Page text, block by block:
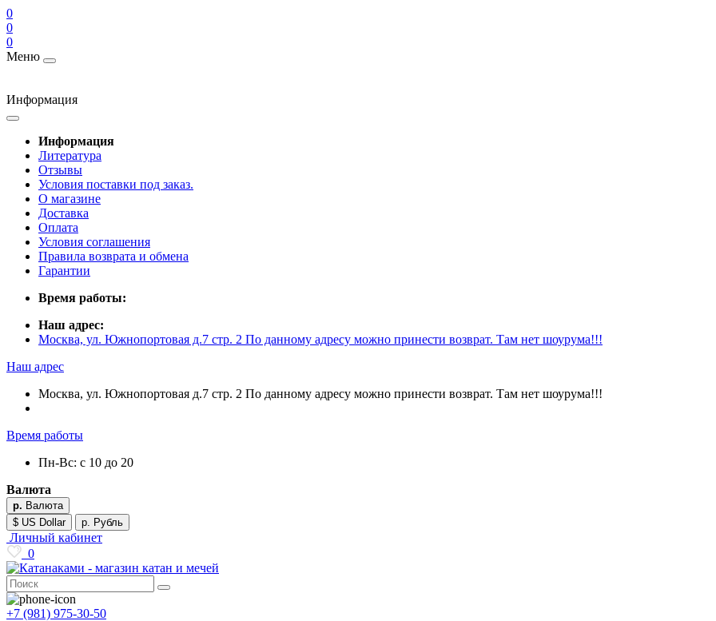
0
0
0
Меню
Информация
Информация
Литература
Отзывы
Условия поставки под заказ.
О магазине
Доставка
Оплата
Условия соглашения
Правила возврата и обмена
Гарантии
Время работы:
Наш адрес:
Москва, ул. Южнопортовая д.7 стр. 2 По данному адресу можно принести возврат. Там нет шоурума!!!
Наш адрес
Москва, ул. Южнопортовая д.7 стр. 2 По данному адресу можно принести возврат. Там нет шоурума!!!
Время работы
Пн-Вс: с 10 до 20
Валюта
р. Валюта
$ US Dollar
р. Рубль
Личный кабинет
0
+7 (981) 975-30-50